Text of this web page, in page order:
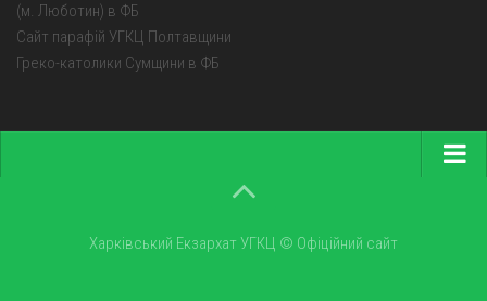
(м. Люботин) в ФБ
Сайт парафій УГКЦ Полтавщини
Греко-католики Сумщини в ФБ
Про екзархатХарківський Екзархат УГКЦ © Офіційний сайт